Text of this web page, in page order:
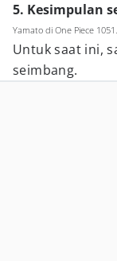
5. Kesimpulan
Yamato di One Piece
Untuk saat ini,
seimbang.